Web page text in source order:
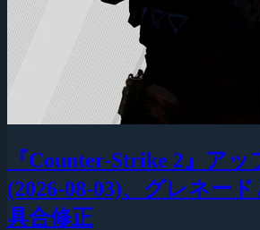
『Counter-Strike 2』アッ
(2026-08-03)、グレネー
具合修正